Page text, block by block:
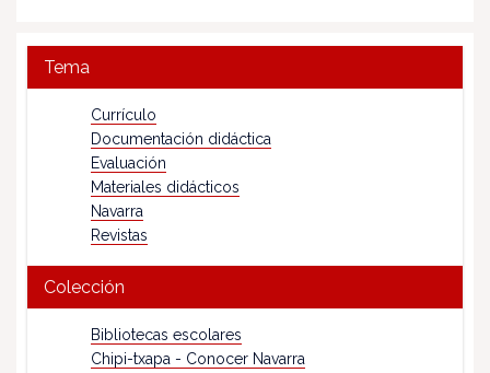
Tema
Currículo
Documentación didáctica
Evaluación
Materiales didácticos
Navarra
Revistas
Colección
Bibliotecas escolares
Chipi-txapa - Conocer Navarra